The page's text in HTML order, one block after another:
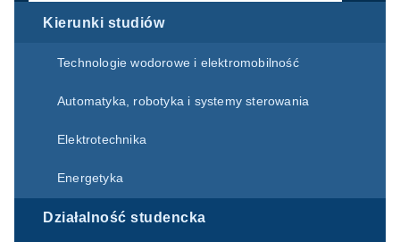
Kierunki studiów
Technologie wodorowe i elektromobilność
Automatyka, robotyka i systemy sterowania
Elektrotechnika
Energetyka
Działalność studencka